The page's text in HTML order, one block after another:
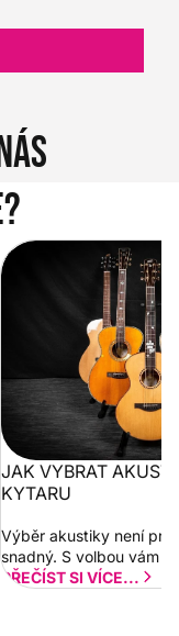
Jak vybrat
JAK VYBRAT
KYTARU
Výběr akustiky není pro
snadný. S volbou vám
PŘEČÍST SI VÍCE...